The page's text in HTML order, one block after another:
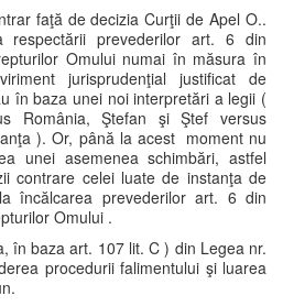
faţă de decizia Curţii de Apel O..
prevederilor art. 6 din
Omului numai în măsura în
jurisprudenţial justificat de
în baza unei noi interpretări a legii (
România, Ştefan şi Ştef versus
). Or, până la acest moment nu
unei asemenea schimbări, astfel
contrare celei luate de instanţa de
încălcarea prevederilor art. 6 din
Omului .
în baza art. 107 lit. C ) din Legea nr.
procedurii falimentului şi luarea